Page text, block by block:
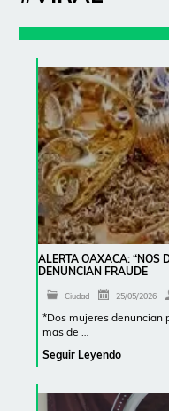
ALERTA OAXACA: “NOS
DENUNCIAN FRAUDE
Ciudad 25/05/2026
*Dos mujeres denuncian
mas de …
Seguir Leyendo